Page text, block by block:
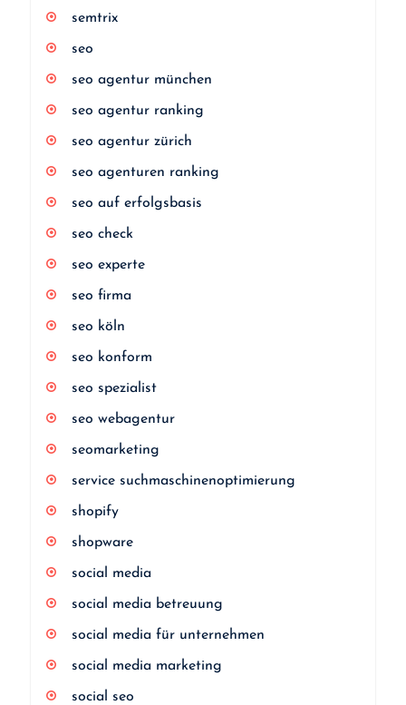
semtrix
seo
seo agentur münchen
seo agentur ranking
seo agentur zürich
seo agenturen ranking
seo auf erfolgsbasis
seo check
seo experte
seo firma
seo köln
seo konform
seo spezialist
seo webagentur
seomarketing
service suchmaschinenoptimierung
shopify
shopware
social media
social media betreuung
social media für unternehmen
social media marketing
social seo